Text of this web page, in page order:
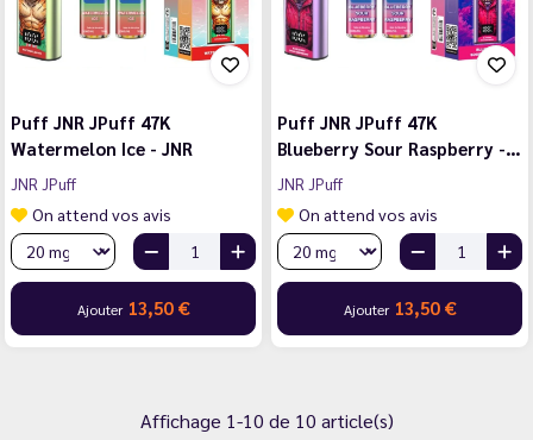
Puff JNR JPuff 47K
Watermelon Ice - JNR
JNR JPuff
On attend vos avis
Ajouter 13,50 €
Puff JNR JPuff 47K
Blueberry Sour Raspberry -…
JNR JPuff
On attend vos avis
Ajouter 13,50 €
Affichage 1-10 de 10 article(s)